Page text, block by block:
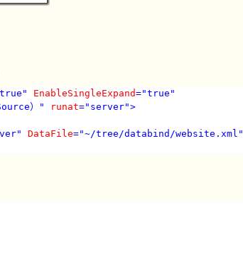
EnableSingleExpand="true"
）" runat="server">
DataFile="~/tree/databind/website.xml"